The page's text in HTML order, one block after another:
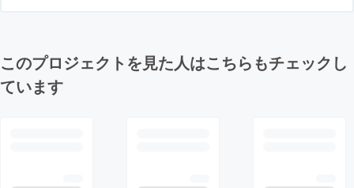
このプロジェクトを見た人はこちらもチェックし
ています